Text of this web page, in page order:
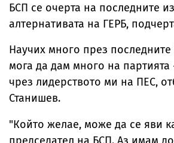
БСП се очерта на последните
алтернативата на ГЕРБ,
Научих много през последните
мога да дам много на
чрез лидерството ми на ПЕС,
Станишев.
"Който желае, може да се яви